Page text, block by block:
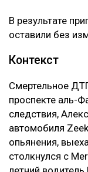
наказания
страданий,
говорится
В результате